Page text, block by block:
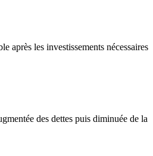
après les investissements nécessaires
des dettes puis diminuée de la